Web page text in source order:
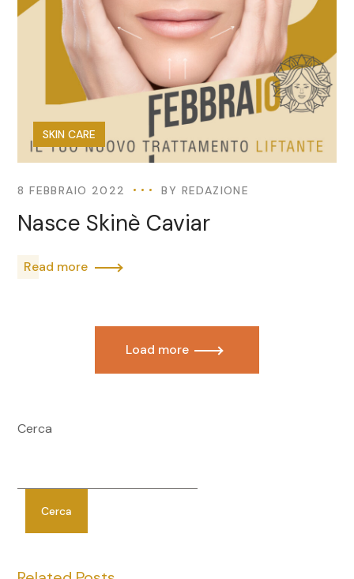
SKIN CARE
8 FEBBRAIO 2022 BY REDAZIONE
Nasce Skinè Caviar
Read more
Load more
Cerca
Cerca